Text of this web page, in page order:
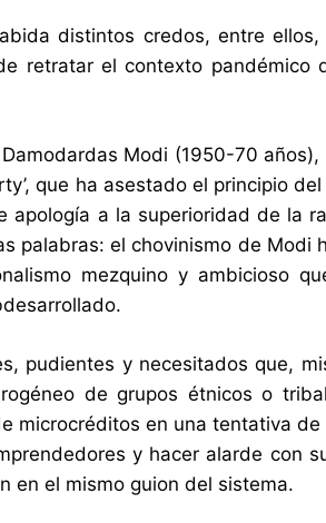
distintos credos, entre ellos,
retratar el contexto pandémico
Modi (1950-70
que ha asestado el principio
apología a la superioridad de la
palabras: el chovinismo de Modi
mezquino y ambicioso
pudientes y necesitados que,
de grupos étnicos o
microcréditos en una tentativa de
y hacer alarde con
en el mismo guion del sistema.